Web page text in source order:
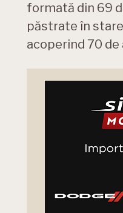
formată din 69
păstrate în
acoperind 70 de